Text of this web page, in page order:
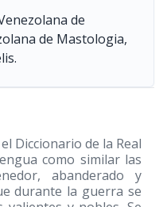
de
de Mastologia,
Diccionario de la Real
como similar las
abanderado y
durante la guerra se